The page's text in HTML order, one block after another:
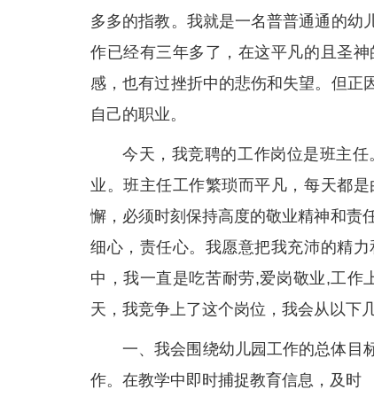
多多的指教。我就是一名普普通通的幼
作已经有三年多了，在这平凡的且圣
感，也有过挫折中的悲伤和失望。但正
自己的职业。
今天，我竞聘的工作岗位是班主
业。班主任工作繁琐而平凡，每天都
懈，必须时刻保持高度的敬业精神和责
细心，责任心。我愿意把我充沛的精
中，我一直是吃苦耐劳,爱岗敬业,工作
天，我竞争上了这个岗位，我会从以下
一、我会围绕幼儿园工作的总体目
作。在教学中即时捕捉教育信息，及时